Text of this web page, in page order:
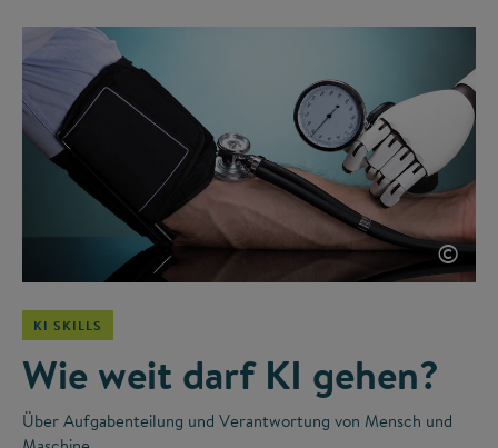
©
KI SKILLS
Wie weit darf KI gehen?
Über Aufgabenteilung und Verantwortung von Mensch und